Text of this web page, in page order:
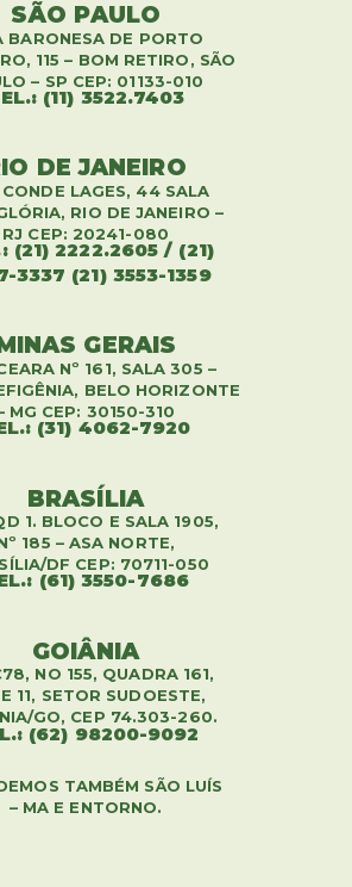
SÃO PAULO
BARONESA DE PORTO
115 – BOM RETIRO, SÃO
– SP CEP: 01133-010
(11) 3522.7403
DE JANEIRO
CONDE LAGES, 44 SALA
RIO DE JANEIRO –
RJ CEP: 20241-080
(21) 2222.2605 / (21)
3337 (21) 3553-1359
GERAIS
Nº 161, SALA 305 –
BELO HORIZONTE
MG CEP: 30150-310
(31) 4062-7920
BRASÍLIA
1. BLOCO E SALA 1905,
185 – ASA NORTE,
DF CEP: 70711-050
(61) 3550-7686
GOIÂNIA
NO 155, QUADRA 161,
11, SETOR SUDOESTE,
GO, CEP 74.303-260.
(62) 98200-9092
TAMBÉM SÃO LUÍS
– MA E ENTORNO.